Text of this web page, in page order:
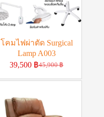
โคมไฟผ่าตัด Surgical
Lamp A003
45,900฿
39,500 ฿